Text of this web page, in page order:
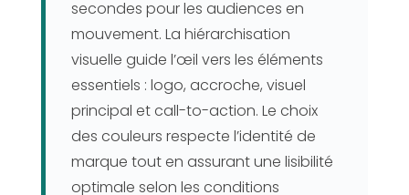
secondes pour les audiences en
mouvement. La hiérarchisation
visuelle guide l’œil vers les éléments
essentiels : logo, accroche, visuel
principal et call-to-action. Le choix
des couleurs respecte l’identité de
marque tout en assurant une lisibilité
optimale selon les conditions